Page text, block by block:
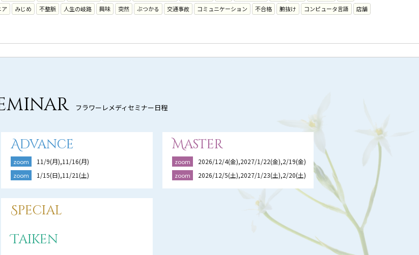
ア みじめ 不整脈 人生の岐路 興味 突然 ぶつかる 交通事故 コミュニケーション 不合格 腑抜け コンピュータ言語
店舗
フラワーレメディセミナー日程
Advance
zoom 11/9(月),11/16(月)
zoom 1/15(日),11/21(土)
Master
zoom 2026/12/4(金),2027/1/22(金),2/19(金)
zoom 2026/12/5(土),2027/1/23(土),2/20(土)
Special
Taiken